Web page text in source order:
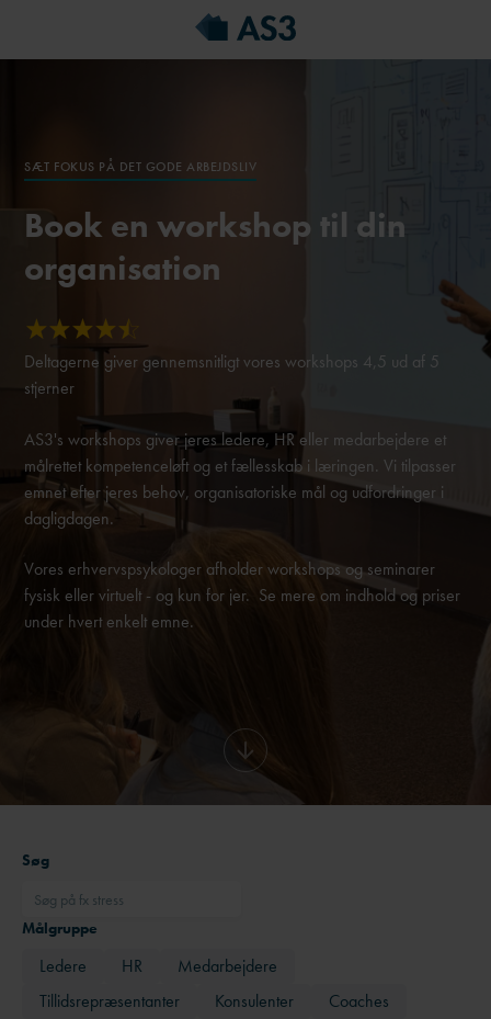
SÆT FOKUS PÅ DET GODE ARBEJDSLIV
Book en workshop til din
organisation
Deltagerne giver gennemsnitligt vores workshops 4,5 ud af 5
stjerner
AS3's workshops giver jeres ledere, HR eller medarbejdere et
målrettet kompetenceløft og et fællesskab i læringen. Vi tilpasser
emnet efter jeres behov, organisatoriske mål og udfordringer i
dagligdagen.
Vores erhvervspsykologer afholder workshops og seminarer
fysisk eller virtuelt - og kun for jer. Se mere om indhold og priser
under hvert enkelt emne.
Søg
Målgruppe
Ledere HR
Medarbejdere
Tillidsrepræsentanter
Konsulenter Coaches